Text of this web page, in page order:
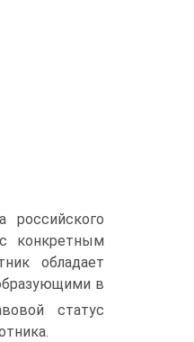
российского
конкретным
обладает
в
статус